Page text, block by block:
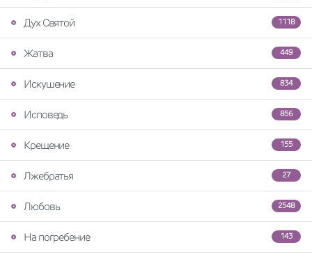
1118
Дух Святой
449
Жатва
834
Искушение
856
Исповедь
155
Крещение
27
Лжебратья
2548
Любовь
143
На погребение